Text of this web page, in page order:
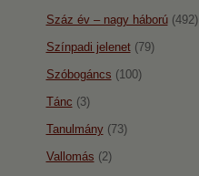
Száz év – nagy háború(492)
Színpadi jelenet(79)
Szóbogáncs (100)
Tánc (3)
Tanulmány(73)
Vallomás (2)